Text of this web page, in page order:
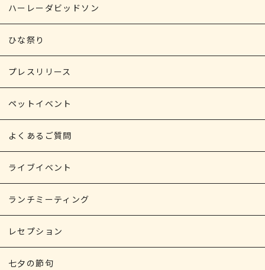
ハーレーダビッドソン
ひな祭り
プレスリリース
ペットイベント
よくあるご質問
ライブイベント
ランチミーティング
レセプション
七夕の節句